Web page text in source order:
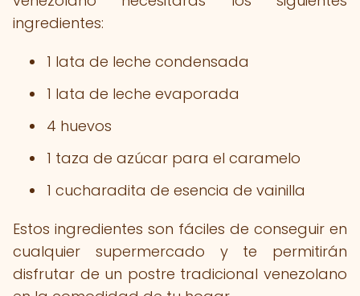
ingredientes:
1 lata de leche condensada
1 lata de leche evaporada
4 huevos
1 taza de azúcar para el caramelo
1 cucharadita de esencia de vainilla
Estos ingredientes son fáciles de conseguir en
cualquier supermercado y te permitirán
disfrutar de un postre tradicional venezolano